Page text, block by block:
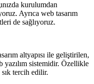
kurulumdan
Ayrıca web tasarım
de sağlıyoruz.
altyapısı ile geliştirilen,
yazılım sistemidir. Özellikle
tercih edilir.